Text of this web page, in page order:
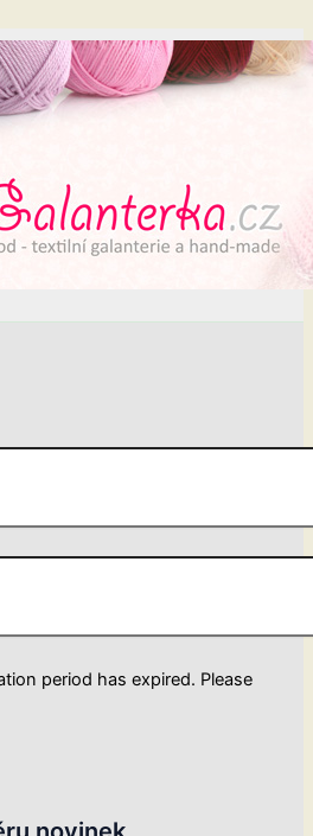
period has expired. Please